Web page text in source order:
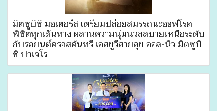
มิตซูบิชิ มอเตอร์ส เตรียมปล่อยสมรรถนะออฟโรด
พิชิตทุกเส้นทาง ผสานความนุ่มนวลสบายเหนือระดับ
กับรถยนต์ครอสคันทรี เอสยูวีสายลุย ออล-นิว มิตซูบิ
ชิ ปาเจโร